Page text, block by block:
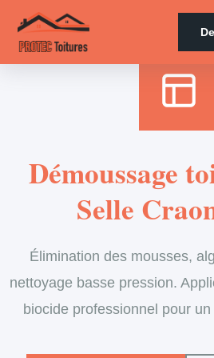
Démoussage
Selle
Élimination des mousses,
nettoyage basse pression.
biocide professionnel pour